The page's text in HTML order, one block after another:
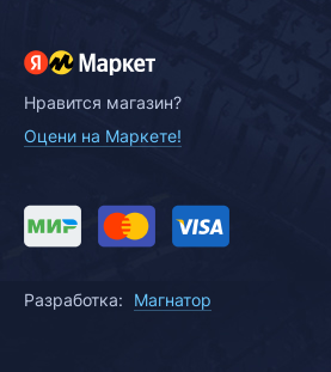
Нравится магазин?
Оцени на Маркете!
Разработка: Магнатор